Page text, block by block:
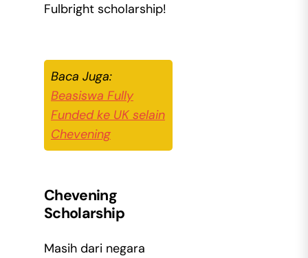
Fulbright scholarship!
Baca Juga:
Beasiswa Fully
Funded ke UK selain
Chevening
Chevening
Scholarship
Masih dari negara